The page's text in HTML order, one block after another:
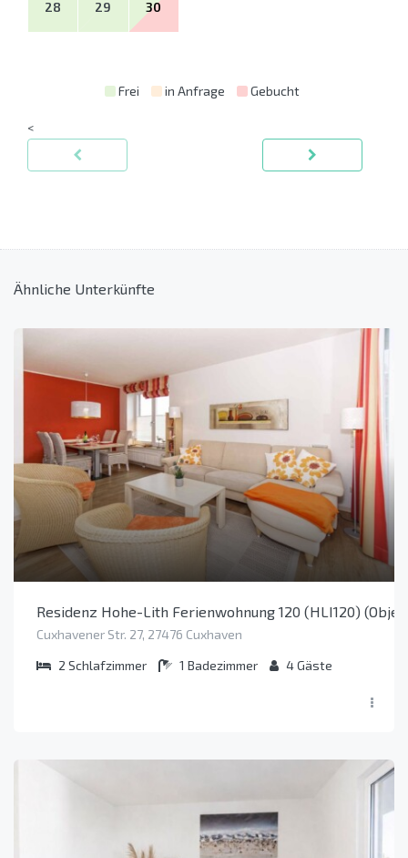
28 29 30
Frei in Anfrage Gebucht
<
Ähnliche Unterkünfte
Residenz Hohe-Lith Ferienwohnung 120 (HLI120)
Cuxhavener Str. 27, 27476 Cuxhaven
2 Schlafzimmer 1 Badezimmer 4Gäste